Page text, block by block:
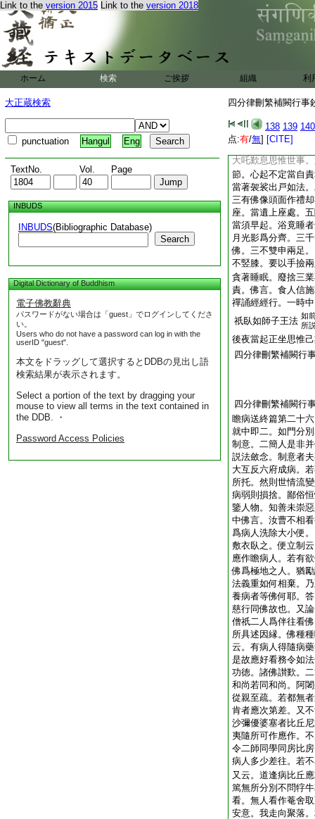
Link to the version 2015 Link to the version 2018
ホーム 検索 ご挨拶 組織 利
大正蔵検索
punctuation Hangul Eng
TextNo. Vol. Page
INBUDS
INBUDS(Bibliographic Database)
Search
Digital Dictionary of Buddhism
電子佛教辭典
パスワードがない場合は「guest」でログインしてくださ
い。
Users who do not have a password can log in with the
userID "guest".
本文をドラッグして選択するとDDBの見出し語
検索結果が表示されます。
Select a portion of the text by dragging your
mouse to view all terms in the text contained in
the DDB. ・
Password Access Policies
四分律刪繁補闕行事
138 139 140
点:有/無] [CITE]
申一足。五不上足
不手前據。三不肘
以手拄頬。毘尼母
整服。加趺而坐儀
十誦聽法時上座來
若和上阿闍梨恭敬
乃至聽法不得與沙
衣同床坐。大比丘
欲上床有七。一當
三不使床有聲。四
大吒歎息思惟世事
節。心起不定當自
當著袈裟出戸如法
三有佛像頭面作禮
座。當遺上座處。
當須早起。浴竟睡
月光影爲分齊。三
佛。三不雙申兩足
不竪膝。要以手撿
貪著睡眠。廢捨三
責。佛言。食人信
禪誦經經行。一時
祇臥如師子王法 如
所
後夜當起正坐思惟
四分律刪繁補闕行
四分律刪繁補闕行
瞻病送終篇第二十六
就中即二。如門分
制意。二簡人是非
説法斂念。制意者
大互反六府成病。
所托。然則世情流
病弱則損捨。鄙俗
鑒人物。知善未崇
中佛言。汝曹不相
爲病人洗除大小便
敷衣臥之。便立制
應作瞻病人。若有
佛爲極地之人。猶
法義重如何相棄。
養病者等佛何耶。
慈行同佛故也。又
僧祇二人爲伴往看
所具述因縁。佛種
云。有病人得隨病
是故應好看務令如
功徳。諸佛讃歎。
和尚若同和尚。阿
從親至疏。若都無
肯者應次第差。又
沙彌優婆塞者比丘
夷隨所可作應作。
令二師同學同房比
病人多少差往。若
又云。道逢病比丘
篤無所分別不問牸
看。無人看作菴舍
安意。我走向聚落